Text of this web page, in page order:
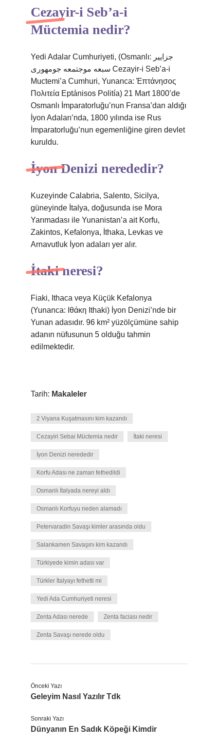
Cezayir-i Seb’a-i
Müctemia nedir?
Yedi Adalar Cumhuriyeti, (Osmanlı: جزايير
سبعه موجتمعه جومهورى Cezayir-i Seb’a-i
Muctemi’a Cumhuri, Yunanca: Ἑπτάνησος
Πολιτεία Eptánisos Politía) 21 Mart 1800’de
Osmanlı İmparatorluğu’nun Fransa’dan aldığı
İyon Adaları’nda, 1800 yılında ise Rus
İmparatorluğu’nun egemenliğine giren devlet
kuruldu.
İyon Denizi nerededir?
Kuzeyinde Calabria, Salento, Sicilya,
güneyinde İtalya, doğusunda ise Mora
Yarımadası ile Yunanistan’a ait Korfu,
Zakintos, Kefalonya, İthaka, Levkas ve
Arnavutluk İyon adaları yer alır.
İtaki neresi?
Fiaki, Ithaca veya Küçük Kefalonya
(Yunanca: Ιθάκη Ithaki) İyon Denizi’nde bir
Yunan adasıdır. 96 km² yüzölçümüne sahip
adanın nüfusunun 5 olduğu tahmin
edilmektedir.
Tarih: Makaleler
2 Viyana Kuşatmasını kim kazandı
Cezayiri Sebai Müctemia nedir İtaki neresi
İyon Denizi nerededir
Korfu Adası ne zaman fethedildi
Osmanlı İtalyada nereyi aldı
Osmanlı Korfuyu neden alamadı
Petervaradin Savaşı kimler arasında oldu
Salankamen Savaşını kim kazandı
Türkiyede kimin adası var
Türkler İtalyayı fethetti mi
Yedi Ada Cumhuriyeti neresi
Zenta Adası nerede Zenta faciası nedir
Zenta Savaşı nerede oldu
Önceki Yazı
Geleyim Nasıl Yazılır Tdk
Sonraki Yazı
Dünyanın En Sadık Köpeği Kimdir